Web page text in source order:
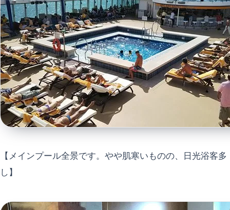
【メインプール全景です。やや肌寒いものの、日光浴客多
し】